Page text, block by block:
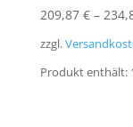
209,87 €–
zzgl.
Produkt enthält: